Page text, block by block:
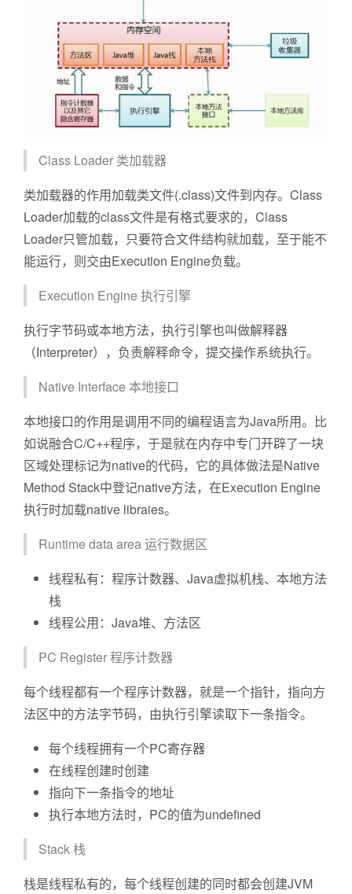
Class Loader 类加载器
类加载器的作用加载类文件(.class)文件到内存。Class
Loader加载的class文件是有格式要求的，Class
Loader只管加载，只要符合文件结构就加载，至于能不
能运行，则交由Execution Engine负载。
Execution Engine 执行引擎
执行字节码或本地方法，执行引擎也叫做解释器
（Interpreter），负责解释命令，提交操作系统执行。
Native Interface 本地接口
本地接口的作用是调用不同的编程语言为Java所用。比
如说融合C/C++程序，于是就在内存中专门开辟了一块
区域处理标记为native的代码，它的具体做法是Native
Method Stack中登记native方法，在Execution Engine
执行时加载native libraies。
Runtime data area 运行数据区
线程私有：程序计数器、Java虚拟机栈、本地方法
栈
线程公用：Java堆、方法区
PC Register 程序计数器
每个线程都有一个程序计数器，就是一个指针，指向方
法区中的方法字节码，由执行引擎读取下一条指令。
每个线程拥有一个PC寄存器
在线程创建时创建
指向下一条指令的地址
执行本地方法时，PC的值为undefined
Stack 栈
栈是线程私有的，每个线程创建的同时都会创建JVM